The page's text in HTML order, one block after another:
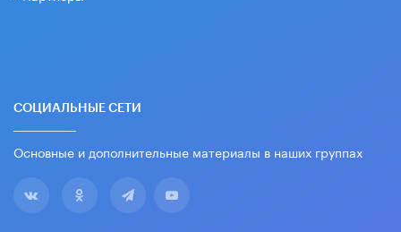
СОЦИАЛЬНЫЕ СЕТИ
Основные и дополнительные материалы в наших группах